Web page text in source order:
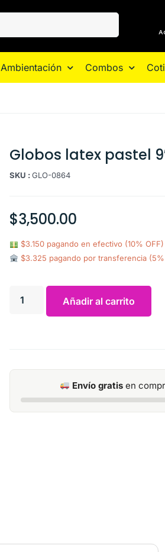
Ambientación Combos
Globos latex pastel
SKU :GLO-0864
$3,500.00
$3.150 pagando en efectivo (10% OFF)
$3.325 pagando por transferencia (5%
Añadir al carrito
Envío gratis en